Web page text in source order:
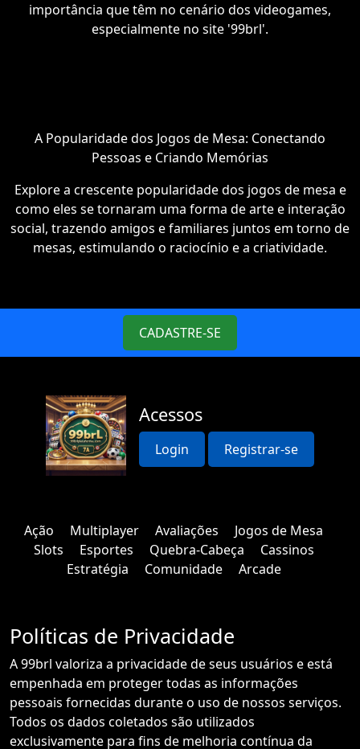
importância que têm no cenário dos videogames,
especialmente no site '99brl'.
A Popularidade dos Jogos de Mesa: Conectando
Pessoas e Criando Memórias
Explore a crescente popularidade dos jogos de mesa e
como eles se tornaram uma forma de arte e interação
social, trazendo amigos e familiares juntos em torno de
mesas, estimulando o raciocínio e a criatividade.
CADASTRE-SE
Acessos
Login Registrar-se
Ação Multiplayer Avaliações
Jogos de Mesa
Slots
Esportes Quebra-Cabeça
Cassinos
Estratégia
Comunidade Arcade
Políticas de Privacidade
A 99brl valoriza a privacidade de seus usuários e está
empenhada em proteger todas as informações
pessoais fornecidas durante o uso de nossos serviços.
Todos os dados coletados são utilizados
exclusivamente para fins de melhoria contínua da